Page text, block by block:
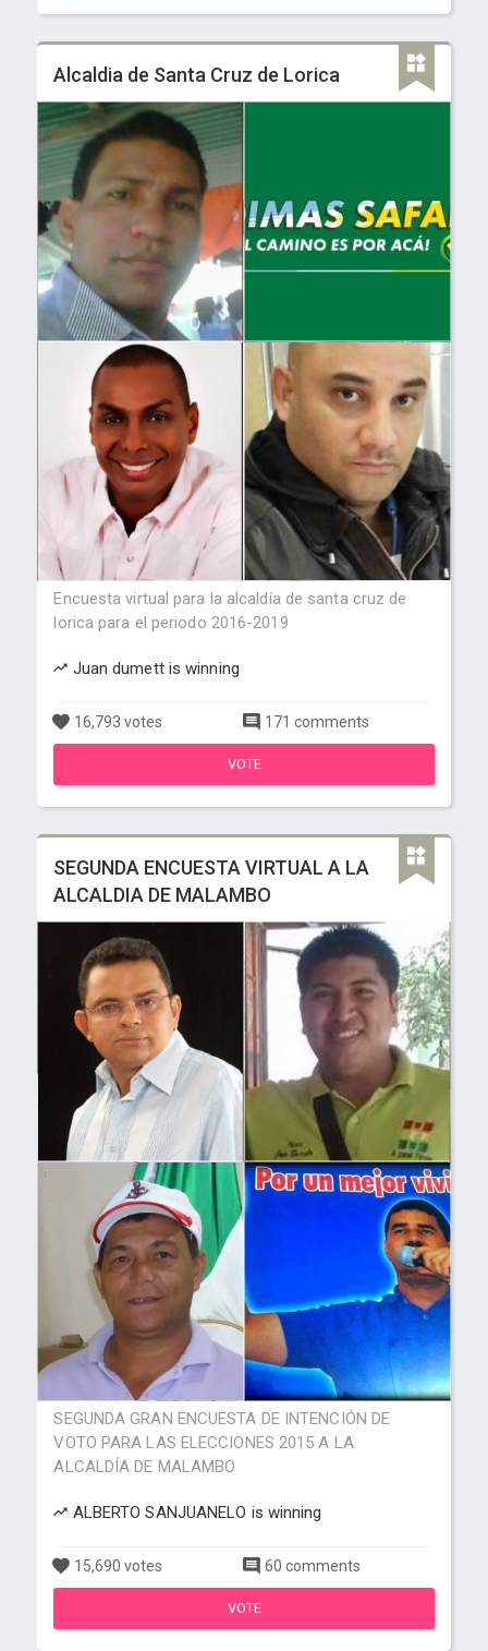
Alcaldia de Santa Cruz de Lorica
Encuesta virtual para la alcaldía de santa cruz de
lorica para el periodo 2016-2019
Juan dumett is winning
16,793 votes 171 comments
VOTE
SEGUNDA ENCUESTA VIRTUAL A LA
ALCALDIA DE MALAMBO
SEGUNDA GRAN ENCUESTA DE INTENCIÓN DE
VOTO PARA LAS ELECCIONES 2015 A LA
ALCALDÍA DE MALAMBO
ALBERTO SANJUANELO is winning
15,690 votes 60 comments
VOTE